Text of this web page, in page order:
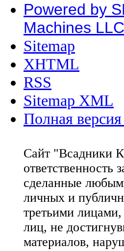
Powered by
Machines LLC
Sitemap
XHTML
RSS
Sitemap XML
Полная версия
Сайт "Всадники
ответственность
сделанные
личных и
третьими
лиц, не
материалов,